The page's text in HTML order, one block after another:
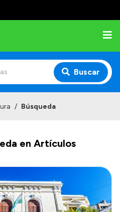
Buscar
/ Búsqueda
en Artículos